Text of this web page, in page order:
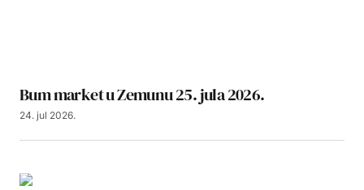
Bum market u Zemunu 25. jula 2026.
24. jul 2026.